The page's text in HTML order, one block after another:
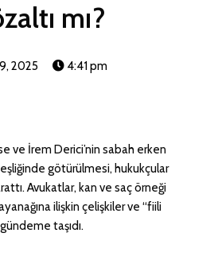
mı?
2025 4:41 pm
ve İrem Derici’nin sabah erken
götürülmesi, hukukçular
Avukatlar, kan ve saç örneği
ilişkin çelişkiler ve “fiili
taşıdı.